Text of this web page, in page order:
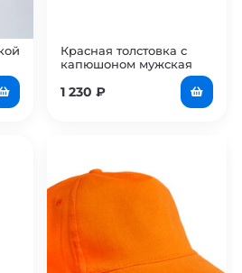
Красная толстовка с
капюшоном мужская
1 230 ₽